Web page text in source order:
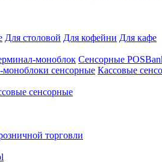
Для столовой Для кофейни Для кафе
моноблок Сенсорные
сенсорные Кассовые
сенсорные
торговли